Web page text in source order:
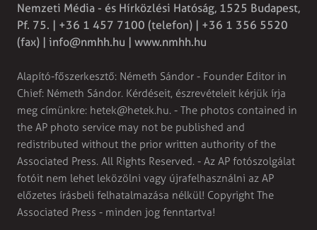
Nemzeti Média - és Hírközlési Hatóság, 1525 Budapest,
Pf. 75. | +36 1 457 7100 (telefon) | +36 1 356 5520
(fax) | info@nmhh.hu | www.nmhh.hu
Alapító-főszerkesztő: Németh Sándor - Founder Editor in
Chief: Németh Sándor. Kérdéseit, észrevételeit kérjük írja
meg címünkre: hetek@hetek.hu. - The photos contained in
the AP photo service may not be published and
redistributed without the prior written authority of the
Associated Press. All Rights Reserved. - Az AP fotószolgálat
fotóit nem lehet leközölni vagy újrafelhasználni az AP
előzetes írásbeli felhatalmazása nélkül! Copyright The
Associated Press - minden jog fenntartva!